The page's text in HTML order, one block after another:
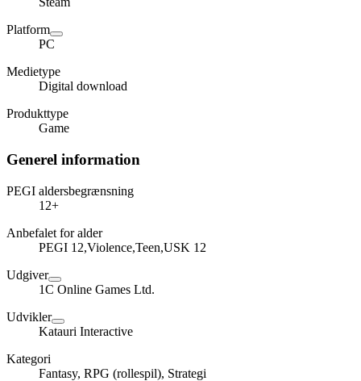
Platform
PC
Medietype
Digital download
Produkttype
Game
Generel information
PEGI aldersbegrænsning
12+
Anbefalet for alder
PEGI 12,Violence,Teen,USK 12
Udgiver
1C Online Games Ltd.
Udvikler
Katauri Interactive
Kategori
Fantasy, RPG (rollespil), Strategi